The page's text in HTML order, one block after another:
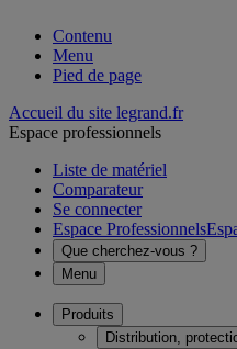
Contenu
Menu
Pied de page
Accueil du site legrand.fr
Espace professionnels
Liste de matériel
Comparateur
Se connecter
Espace Professionnels
Que cherchez-vous ?
Menu
Produits
Distribution,